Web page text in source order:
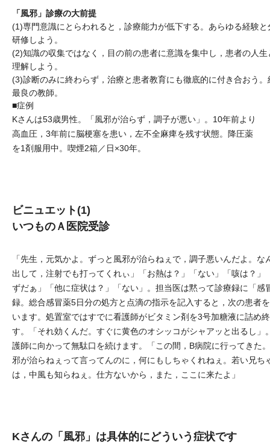
「風邪」診療の大前提
(1)専門意識にとらわれると，診療能力が低下する。あらゆる経験と
研修しよう。
(2)知識の収集ではなく，目の前の患者に意識を集中し，患者の人生
理解しよう。
(3)診断のみに終わらず，治療と患者教育にも徹底的に付き合おう。
最良の教師。
■症例
Kさんは53歳男性。「風邪が治らず，調子が悪い」。10年前より
高血圧，3年前に脳梗塞を患い，左不全麻痺を残す状態。降圧薬
を1剤服用中。喫煙2箱／日×30年。
ビニュエット(1)
いつものＡ医院受診
「先生，元気かよ。ずっと風邪が治らねぇで，調子悪いんだよ。な
出して，注射でも打ってくれぃ」「お熱は？」「ない」「咳は？」
ずだぁ」「他に症状は？」「ない」。担当医は黙って診療録に「感
録。総合感冒薬5日分の処方と点滴の指示を記入すると，次の患者
います。処置室ではすでに看護師がビタミン剤を3号加糖液に詰め
す。「それ効くんだ。すぐに黄色のオシッコがシャアッと出るし」
護師に向かって無駄口を続けます。「この間，B病院に行ってきた
邪が治らねぇって言ってんのに，何にもしちゃくれねぇ。若い兄ち
は，中風も知らねぇ。仕方ないから，また，ここに来たよ」
Kさんの「風邪」は具体的にどういう症状です